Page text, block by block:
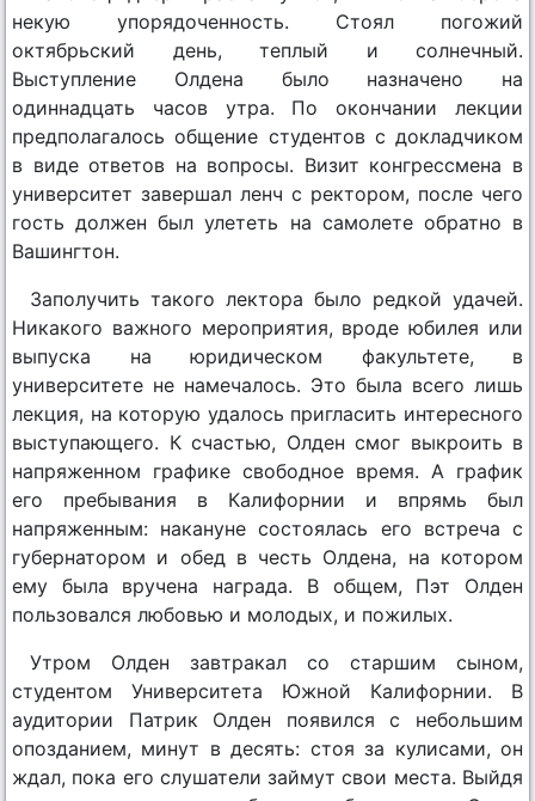
некую упорядоченность. Стоял погожий
октябрьский день, теплый и солнечный.
Выступление Олдена было назначено на
одиннадцать часов утра. По окончании лекции
предполагалось общение студентов с докладчиком
в виде ответов на вопросы. Визит конгрессмена в
университет завершал ленч с ректором, после чего
гость должен был улететь на самолете обратно в
Вашингтон.
Заполучить такого лектора было редкой удачей.
Никакого важного мероприятия, вроде юбилея или
выпуска на юридическом факультете, в
университете не намечалось. Это была всего лишь
лекция, на которую удалось пригласить интересного
выступающего. К счастью, Олден смог выкроить в
напряженном графике свободное время. А график
его пребывания в Калифорнии и впрямь был
напряженным: накануне состоялась его встреча с
губернатором и обед в честь Олдена, на котором
ему была вручена награда. В общем, Пэт Олден
пользовался любовью и молодых, и пожилых.
Утром Олден завтракал со старшим сыном,
студентом Университета Южной Калифорнии. В
аудитории Патрик Олден появился с небольшим
опозданием, минут в десять: стоя за кулисами, он
ждал, пока его слушатели займут свои места. Выйдя